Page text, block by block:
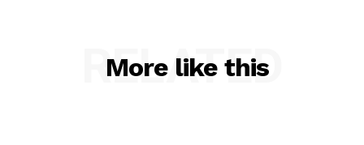
More like this
RELATED